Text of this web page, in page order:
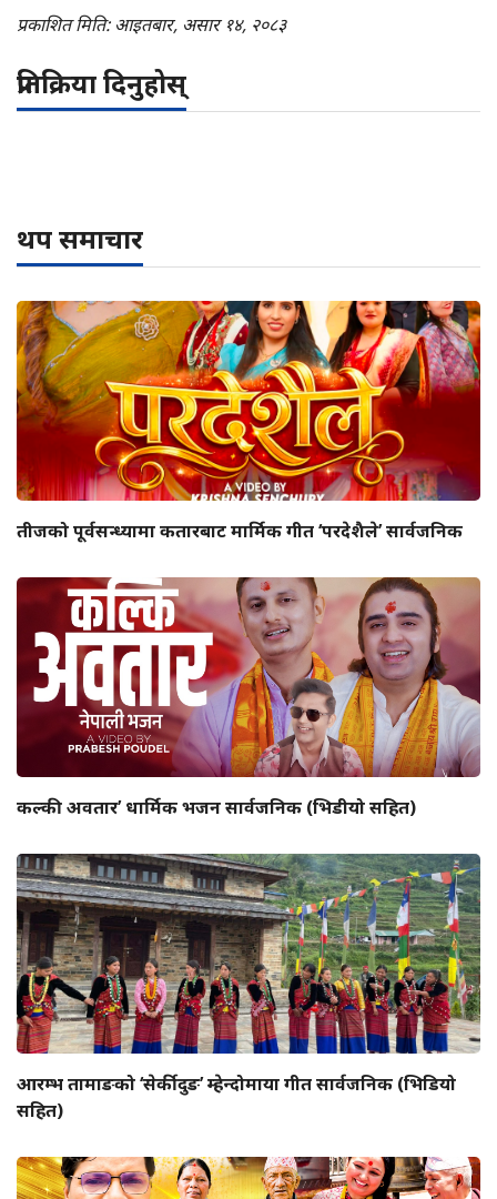
प्रकाशित मिति: आइतबार, असार १४, २०८३
प्रतिक्रिया दिनुहोस्
थप समाचार
तीजको पूर्वसन्ध्यामा कतारबाट मार्मिक गीत ‘परदेशैले’ सार्वजनिक
कल्की अवतार’ धार्मिक भजन सार्वजनिक (भिडीयो सहित)
आरम्भ तामाङको ‘सेर्कीदुङ’ म्हेन्दोमाया गीत सार्वजनिक (भिडियो
सहित)